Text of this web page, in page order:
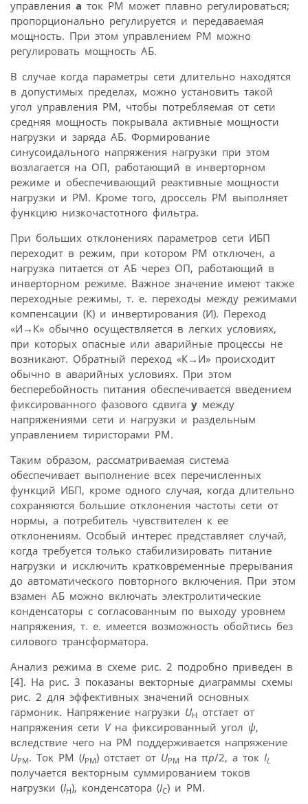
управления a ток РМ может плавно регулироваться;
пропорционально регулируется и передаваемая
мощность. При этом управлением РМ можно
регулировать мощность АБ.
В случае когда параметры сети длительно находятся
в допустимых пределах, можно установить такой
угол управления РМ, чтобы потребляемая от сети
средняя мощность покрывала активные мощности
нагрузки и заряда АБ. Формирование
синусоидального напряжения нагрузки при этом
возлагается на ОП, работающий в инверторном
режиме и обеспечивающий реактивные мощности
нагрузки и РМ. Кроме того, дроссель РМ выполняет
функцию низкочастотного фильтра.
При больших отклонениях параметров сети ИБП
переходит в режим, при котором РМ отключен, а
нагрузка питается от АБ через ОП, работающий в
инверторном режиме. Важное значение имеют также
переходные режимы, т. е. переходы между режимами
компенсации (К) и инвертирования (И). Переход
«И → К» обычно осуществляется в легких условиях,
при которых опасные или аварийные процессы не
возникают. Обратный переход «К→ И» происходит
обычно в аварийных условиях. При этом
бесперебойность питания обеспечивается введением
фиксированного фазового сдвига y между
напряжениями сети и нагрузки и раздельным
управлением тиристорами РМ.
Таким образом, рассматриваемая система
обеспечивает выполнение всех перечисленных
функций ИБП, кроме одного случая, когда длительно
сохраняются большие отклонения частоты сети от
нормы, а потребитель чувствителен к ее
отклонениям. Особый интерес представляет случай,
когда требуется только стабилизировать питание
нагрузки и исключить кратковременные прерывания
до автоматического повторного включения. При этом
взамен АБ можно включать электролитические
конденсаторы с согласованным по выходу уровнем
напряжения, т. е. имеется возможность обойтись без
силового трансформатора.
Анализ режима в схеме рис. 2 подробно приведен в
[4]. На рис. 3 показаны векторные диаграммы схемы
рис. 2 для эффективных значений основных
гармоник. Напряжение нагрузки UН отстает от
напряжения сети Vна фиксированный угол ψ,
вследствие чего на РМ поддерживается напряжение
UРМ. Ток РМ (IРМ) отстает от UРМ на πp/2, а ток IL
получается векторным суммированием токов
нагрузки (IН), конденсатора (IC) и РМ.